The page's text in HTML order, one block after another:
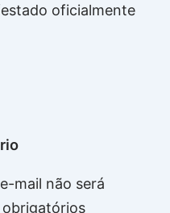
oficialmente
mail não será
obrigatórios